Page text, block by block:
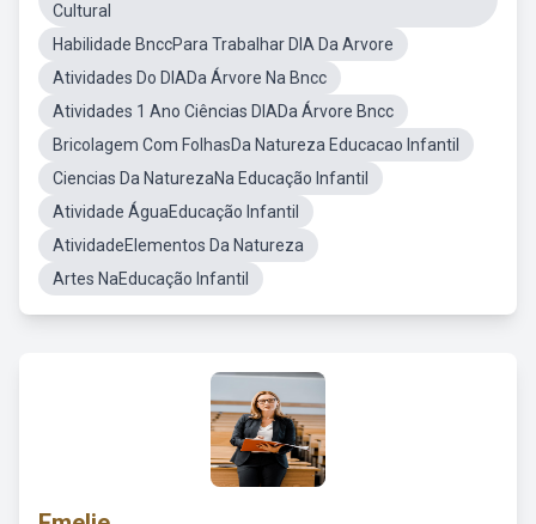
Cultural
Habilidade BnccPara Trabalhar DIA Da Arvore
Atividades Do DIADa Árvore Na Bncc
Atividades 1 Ano Ciências DIADa Árvore Bncc
Bricolagem Com FolhasDa Natureza Educacao Infantil
Ciencias Da NaturezaNa Educação Infantil
Atividade ÁguaEducação Infantil
AtividadeElementos Da Natureza
Artes NaEducação Infantil